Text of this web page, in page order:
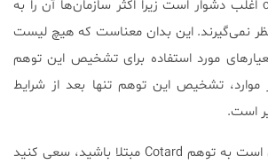
تشخیص توهم cotard اغلب دشوار است زیرا اکثر سازمان‌ها آن را به
نمی‌گیرند. این بدان معناست که هیچ لیست
مورد استفاده برای تشخیص این توهم
موارد، تشخیص این توهم تنها بعد از شرایط
است.
اگر فکر می‌کنید ممکن است به توهم Cotard مبتلا باشید، سعی کنید